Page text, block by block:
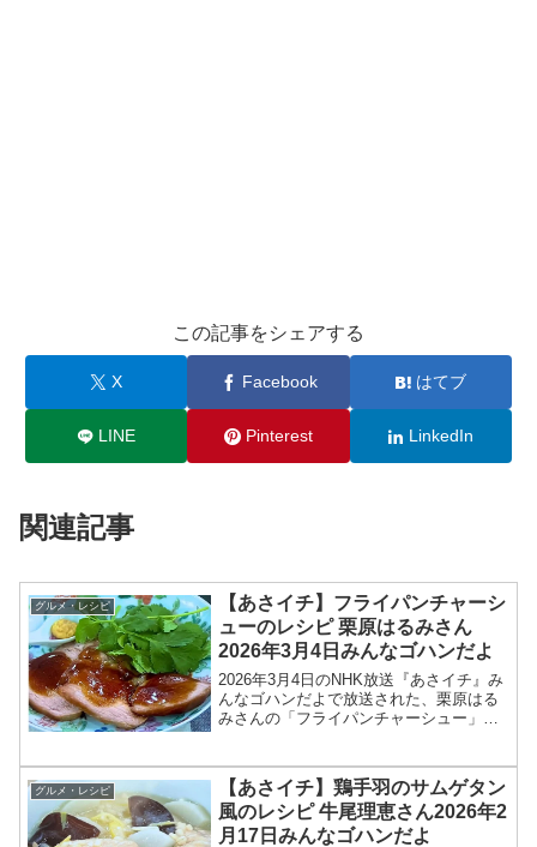
この記事をシェアする
X Facebook はてブ
LINE Pinterest LinkedIn
関連記事
グルメ・レシピ
【あさイチ】フライパンチャーシ
ューのレシピ 栗原はるみさん
2026年3月4日みんなゴハンだよ
2026年3月4日のNHK放送『あさイチ』み
んなゴハンだよで放送された、栗原はる
みさんの「フライパンチャーシュー」の
るみさんが登場！栗原さんが東日本大震
災の際、被災地...
グルメ・レシピ
【あさイチ】鶏手羽のサムゲタン
風のレシピ 牛尾理恵さん2026年2
月17日みんなゴハンだよ